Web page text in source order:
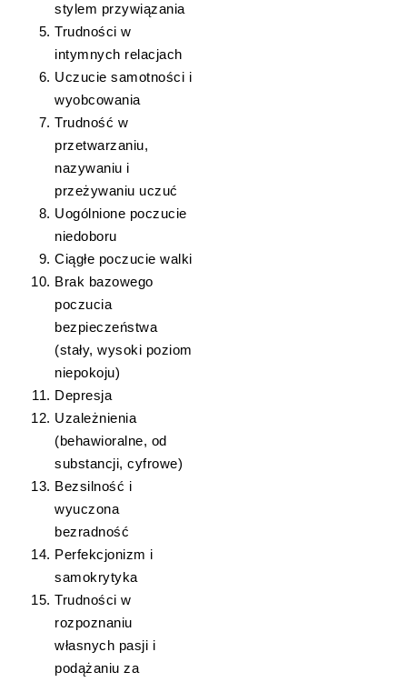
stylem przywiązania
Trudności w
intymnych relacjach
Uczucie samotności i
wyobcowania
Trudność w
przetwarzaniu,
nazywaniu i
przeżywaniu uczuć
Uogólnione poczucie
niedoboru
Ciągłe poczucie walki
Brak bazowego
poczucia
bezpieczeństwa
(stały, wysoki poziom
niepokoju)
Depresja
Uzależnienia
(behawioralne, od
substancji, cyfrowe)
Bezsilność i
wyuczona
bezradność
Perfekcjonizm i
samokrytyka
Trudności w
rozpoznaniu
własnych pasji i
podążaniu za